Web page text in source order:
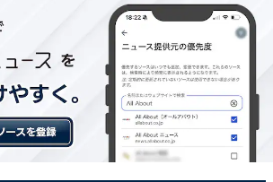
4位までのランキング結果を見る